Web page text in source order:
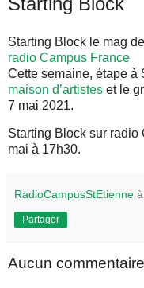
Starting Block le mag
radio Campus France
Cette semaine, étape à
maison d’artistes et le
7 mai 2021.
Starting Block sur radio
mai à 17h30.
RadioCampusStEtienne à
Partager
Aucun